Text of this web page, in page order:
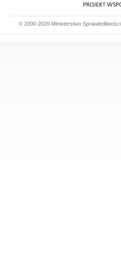
© 2000-2026 Ministerstwo Sprawiedliwości